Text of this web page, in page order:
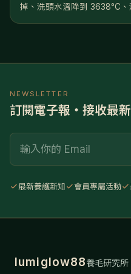
掉、洗頭水溫降到 3638°C
NEWSLETTER
訂閱電子報・接收最
最新養護新知 會員專屬活動
lumiglow88養毛研究所